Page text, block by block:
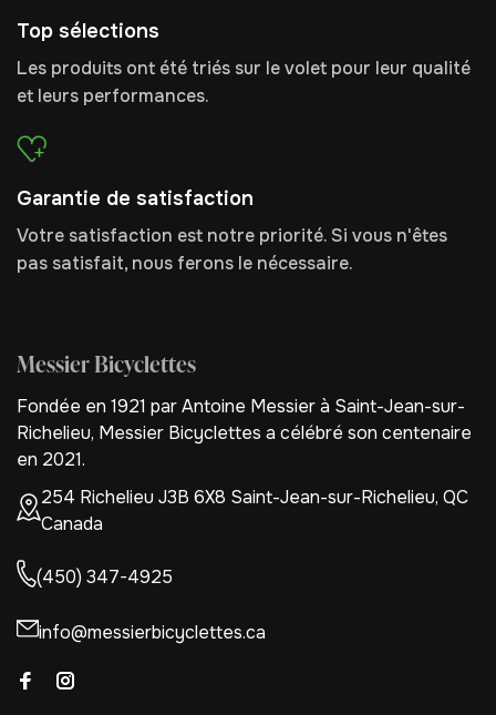
Top sélections
Les produits ont été triés sur le volet pour leur qualité
et leurs performances.
Garantie de satisfaction
Votre satisfaction est notre priorité. Si vous n'êtes
pas satisfait, nous ferons le nécessaire.
Messier Bicyclettes
Fondée en 1921 par Antoine Messier à Saint-Jean-sur-
Richelieu, Messier Bicyclettes a célébré son centenaire
en 2021.
254 Richelieu J3B 6X8 Saint-Jean-sur-Richelieu, QC
Canada
(450) 347-4925
info@messierbicyclettes.ca